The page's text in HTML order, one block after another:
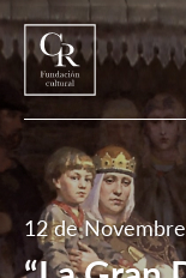
12 de Novembre